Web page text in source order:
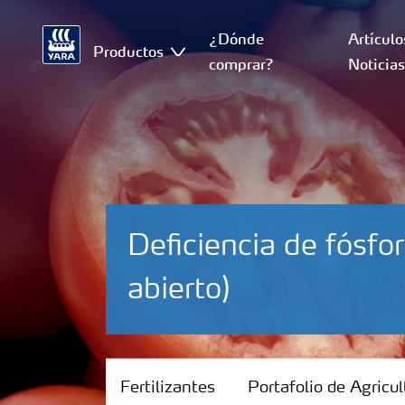
Productos
¿Dónde
comprar?
Noticias
Deficiencia de
abierto)
Fertilizantes
Fertilizantes Portafolio de